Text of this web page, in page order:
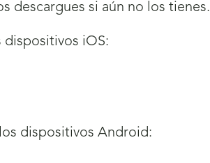
descargues si aún no los tienes.
dispositivos iOS:
dispositivos Android: